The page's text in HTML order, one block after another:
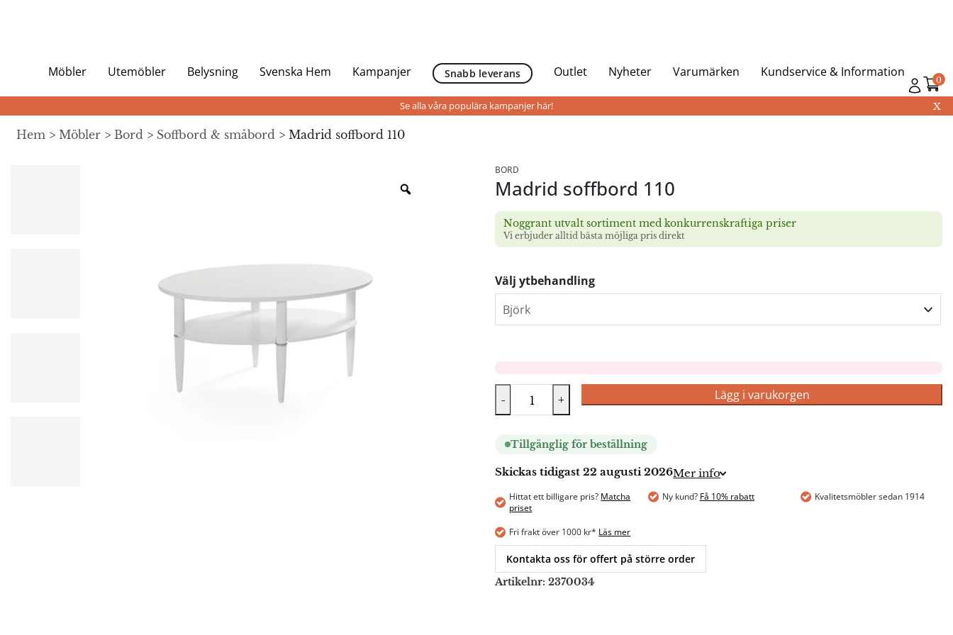
0
Möbler Utemöbler Belysning Svenska Hem Kampanjer Snabb leverans Outlet Nyheter Varumärken Kundservice & Information
Se alla våra populära kampanjer här! X
Hem > Möbler > Bord > Soffbord & småbord > Madrid soffbord 110
BORD
Madrid soffbord 110
Noggrant utvalt sortiment med konkurrenskraftiga priser
Vi erbjuder alltid bästa möjliga pris direkt
Välj ytbehandling
- + Lägg i varukorgen
Tillgänglig för beställning
Skickas tidigast 22 augusti 2026Mer info
Hittat ett billigare pris? Matcha
priset
Ny kund? Få 10% rabatt Kvalitetsmöbler sedan 1914
Fri frakt över 1000 kr* Läs mer
Kontakta oss för offert på större order
Artikelnr:2370034